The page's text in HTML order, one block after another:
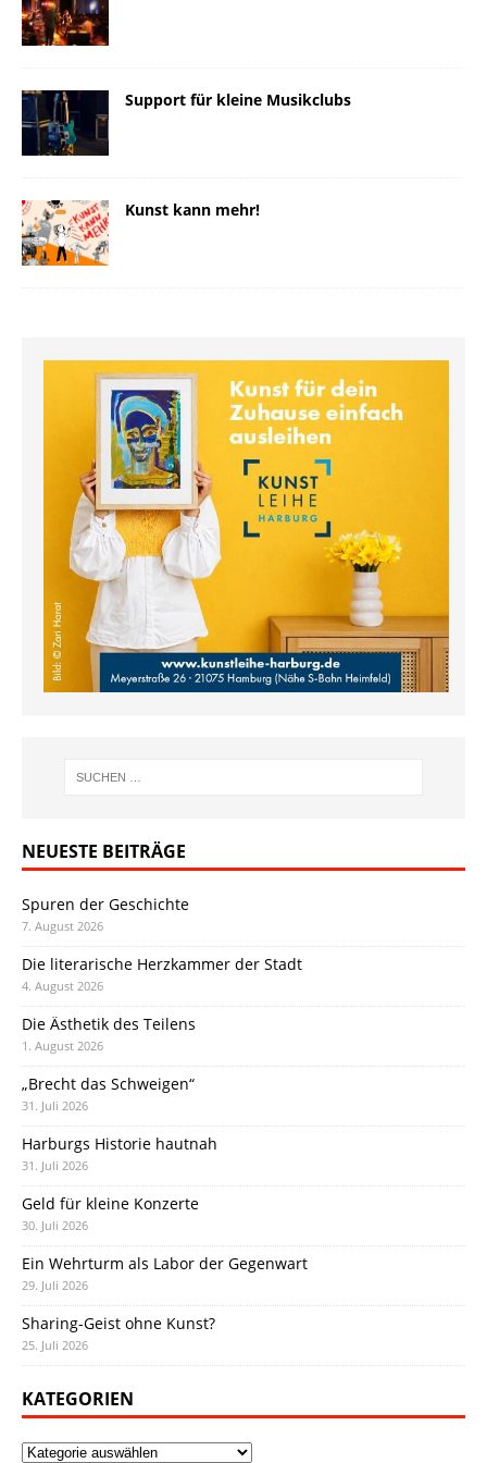
Support für kleine Musikclubs
Kunst kann mehr!
NEUESTE BEITRÄGE
Spuren der Geschichte
7. August 2026
Die literarische Herzkammer der Stadt
4. August 2026
Die Ästhetik des Teilens
1. August 2026
„Brecht das Schweigen“
31. Juli 2026
Harburgs Historie hautnah
31. Juli 2026
Geld für kleine Konzerte
30. Juli 2026
Ein Wehrturm als Labor der Gegenwart
29. Juli 2026
Sharing-Geist ohne Kunst?
25. Juli 2026
KATEGORIEN
Kategorien